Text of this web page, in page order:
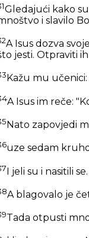
Gledajući kako
i slavilo
A Isus dozva
jesti. Otpraviti
Kažu mu
A Isus im reče:
Nato zapovjedi
uze sedam
I jeli su i nasitili
A blagovalo je
Tada otpusti